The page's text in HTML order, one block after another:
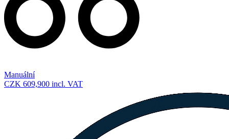
Manuální
CZK 609,900 incl. VAT